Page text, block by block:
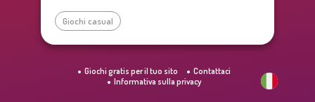
Giochi casual
Giochi gratis per il tuo sito
Contattaci
Informativa sulla privacy